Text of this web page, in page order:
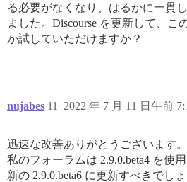
る必要がなくなり、はるかに一貫
ました。Discourse を更新して、こ
か試していただけますか？
nujabes 2022 年 7 月 11 日午前
11
迅速な改善ありがとうございます。
私のフォーラムは 2.9.0.beta4 を使
新の 2.9.0.beta6 に更新すべきでし